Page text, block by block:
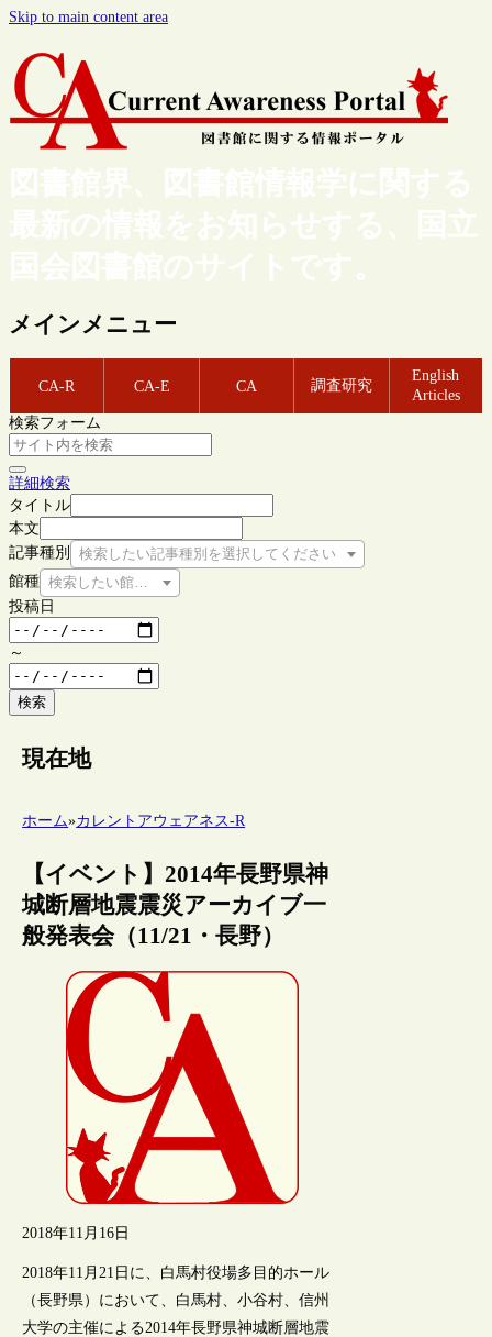
Skip to main content area
図書館界、図書館情報学に関する
最新の情報をお知らせする、国立
国会図書館のサイトです。
メインメニュー
CA-R CA-E CA 調査研究
English
Articles
検索フォーム
詳細検索
タイトル
本文
記事種別
検索したい記事種別を選択してください
館種 検索したい館種を選択してください
投稿日
～
検索
現在地
ホーム»カレントアウェアネス-R
【イベント】2014年長野県神
城断層地震震災アーカイブ一
般発表会（11/21・長野）
2018年11月16日
2018年11月21日に、白馬村役場多目的ホール
（長野県）において、白馬村、小谷村、信州
大学の主催による2014年長野県神城断層地震